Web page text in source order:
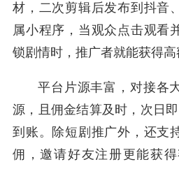
材，二次剪辑后发布到抖音
属小程序，当观众点击观看
锁剧情时，推广者就能获得高
平台片源丰富，对接各
源，且佣金结算及时，次日
到账。除短剧推广外，还支
佣，邀请好友注册更能获